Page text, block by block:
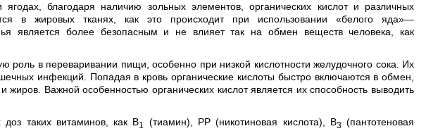
благодаря наличию зольных элементов, органических кислот и различных
в жировых тканях, как это происходит при использовании «белого яда»—
является более безопасным и не влияет так на обмен веществ человека, как
роль в переваривании пищи, особенно при низкой кислотности желудочного сока. Их
инфекций. Попадая в кровь органические кислоты быстро включаются в обмен,
жиров. Важной особенностью органических кислот является их способность выводить
таких витаминов, как B1 (тиамин), РР (никотиновая кислота), В3 (пантотеновая